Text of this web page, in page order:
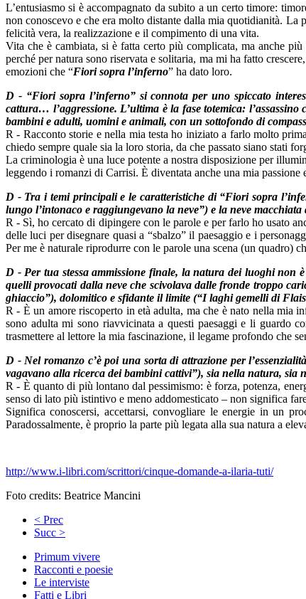
L’entusiasmo si è accompagnato da subito a un certo timore:
non conoscevo e che era molto distante dalla mia quotidianità.
felicità vera, la realizzazione e il compimento di una vita.
Vita che è cambiata, si è fatta certo più complicata, ma anche
perché per natura sono riservata e solitaria, ma mi ha fatto
emozioni che “Fiori sopra l’inferno” ha dato loro.
D - “Fiori sopra l’inferno” si connota per uno spiccato
cattura… l’aggressione. L’ultima è la fase totemica:
bambini e adulti, uomini e animali, con un sottofondo di
R - Racconto storie e nella mia testa ho iniziato a farlo molto
chiedo sempre quale sia la loro storia, da che passato siano stati
La criminologia è una luce potente a nostra disposizione per
leggendo i romanzi di Carrisi. È diventata anche una mia
D - Tra i temi principali e le caratteristiche di “Fiori sopra
lungo l’intonaco e raggiungevano la neve”) e la neve
R - Sì, ho cercato di dipingere con le parole e per farlo ho usato
delle luci per disegnare quasi a “sbalzo” il paesaggio e i
Per me è naturale riprodurre con le parole una scena (un quadro)
D - Per tua stessa ammissione finale, la natura dei luoghi non
quelli provocati dalla neve che scivolava dalle fronde troppo
ghiaccio”), dolomitico e sfidante il limite (“I laghi gemelli di
R - È un amore riscoperto in età adulta, ma che è nato nella mia
sono adulta mi sono riavvicinata a questi paesaggi e li guardo
trasmettere al lettore la mia fascinazione, il legame profondo che
D - Nel romanzo c’è poi una sorta di attrazione per
vagavano alla ricerca dei bambini cattivi”), sia nella natura,
R - È quanto di più lontano dal pessimismo: è forza, potenza,
senso di lato più istintivo e meno addomesticato – non significa
Significa conoscersi, accettarsi, convogliare le energie in un
Paradossalmente, è proprio la parte più legata alla sua natura a
http://www.i-libri.com/scrittori/cinque-domande-a-ilaria-tuti/
Foto credits: Beatrice Mancini
< Prec
Succ >
Primum vivere
Racconti e poesie
Le interviste
Fatti e Libri